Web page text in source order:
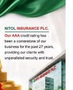
ও পুরষ্কার
অবদান রাখায়
পেলেন লায়ন গনি